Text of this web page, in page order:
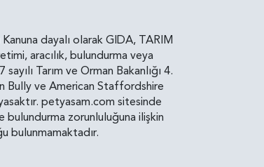
dayalı olarak GIDA, TARIM
aracılık, bulundurma veya
Tarım ve Orman Bakanlığı 4.
Bully ve American Staffordshire
petyasam.com sitesinde
zorunluluğuna ilişkin
bulunmamaktadır.